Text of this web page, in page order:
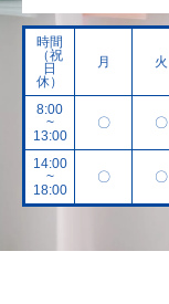
時間
（祝
日
休）
月 火
8:00
~
13:00
〇 〇
14:00
~
18:00
〇 〇